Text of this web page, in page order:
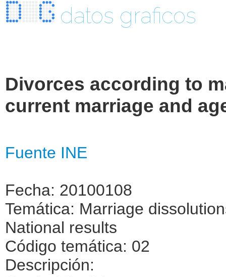
datos graficos
Divorces according to
current marriage and
Fuente INE
Fecha: 20100108
Temática: Marriage
National results
Código temática: 02
Descripción: